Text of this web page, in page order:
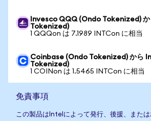
Invesco QQQ (Ondo Tokenized)
Tokenized)
1 QQQon は 7.1989 INTCon に相当
Coinbase (Ondo Tokenized) から
Tokenized)
1 COINon は 1.5465 INTCon に相当
免責事項
この製品はIntelによって発行、後援、また